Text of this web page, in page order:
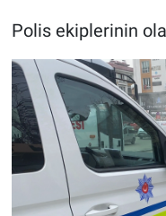
Polis ekiplerinin